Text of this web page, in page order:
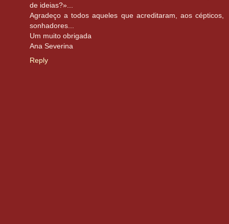
de ideias?»...
Agradeço a todos aqueles que acreditaram, aos cépticos,
sonhadores...
Um muito obrigada
Ana Severina
Reply